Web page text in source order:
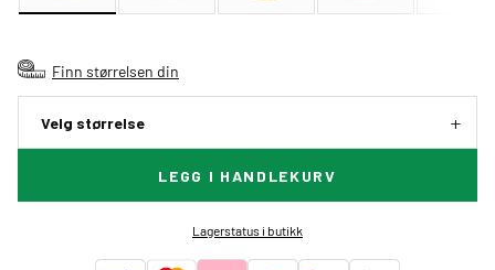
Finn størrelsen din
Velg størrelse
LEGG I HANDLEKURV
Lagerstatus i butikk